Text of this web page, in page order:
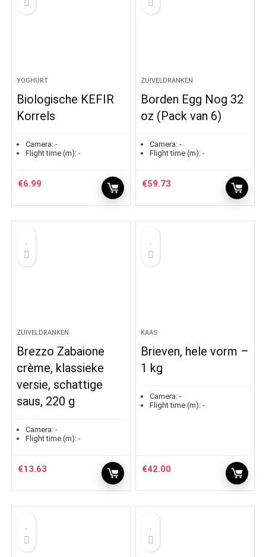
YOGHURT
Biologische KEFIR
Korrels
Camera: -
Flight time (m): -
€6.99
ZUIVELDRANKEN
Borden Egg Nog 32
oz (Pack van 6)
Camera: -
Flight time (m): -
€59.73
ZUIVELDRANKEN
Brezzo Zabaione
crème, klassieke
versie, schattige
saus, 220 g
Camera: -
Flight time (m): -
€13.63
KAAS
Brieven, hele vorm –
1 kg
Camera: -
Flight time (m): -
€42.00